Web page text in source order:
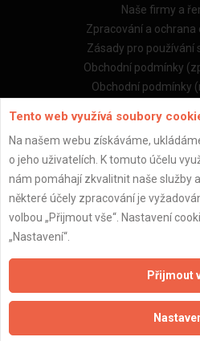
Naše firmy a
Zpracování a ochrana
Zásady pro používání
Obchodní podmínky
Obchodní podmínky
Naše excelové
Naše
Servis pro
Zprostředkování
Kalkulačka
Kalkulačka
Kalkulačka
Tento web využívá soubory
Na našem webu získáváme,
o jeho uživatelích. K tomuto účelu
nám pomáhají zkvalitnit naše služby
některé účely zpracování je
volbou „Přijmout vše“. Nastavení
„Nastavení“.
Přijmout